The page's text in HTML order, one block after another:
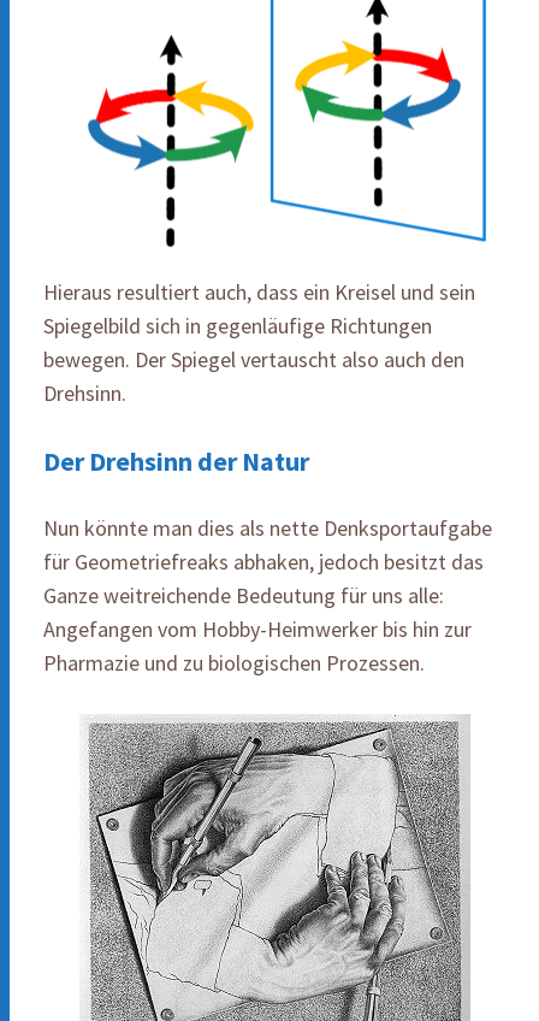
Hieraus resultiert auch, dass ein Kreisel und sein
Spiegelbild sich in gegenläufige Richtungen
bewegen. Der Spiegel vertauscht also auch den
Drehsinn.
Der Drehsinn der Natur
Nun könnte man dies als nette Denksportaufgabe
für Geometriefreaks abhaken, jedoch besitzt das
Ganze weitreichende Bedeutung für uns alle:
Angefangen vom Hobby-Heimwerker bis hin zur
Pharmazie und zu biologischen Prozessen.